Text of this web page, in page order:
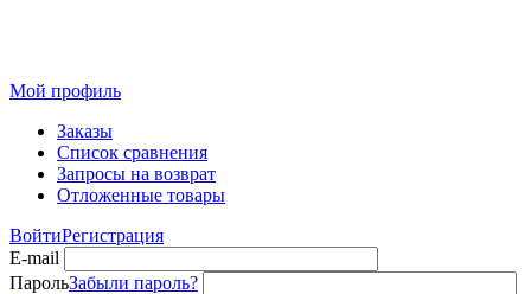
Мой профиль
Заказы
Список сравнения
Запросы на возврат
Отложенные товары
ВойтиРегистрация
E-mail
ПарольЗабыли пароль?